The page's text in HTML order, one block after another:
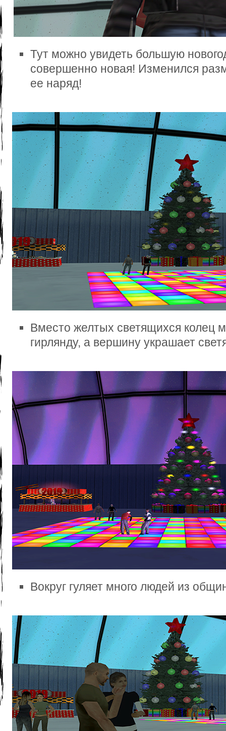
Тут можно увидеть большую
совершенно новая! Изменился
ее наряд!
Вместо желтых светящихся колец
гирлянду, а вершину украшает
Вокруг гуляет много людей из